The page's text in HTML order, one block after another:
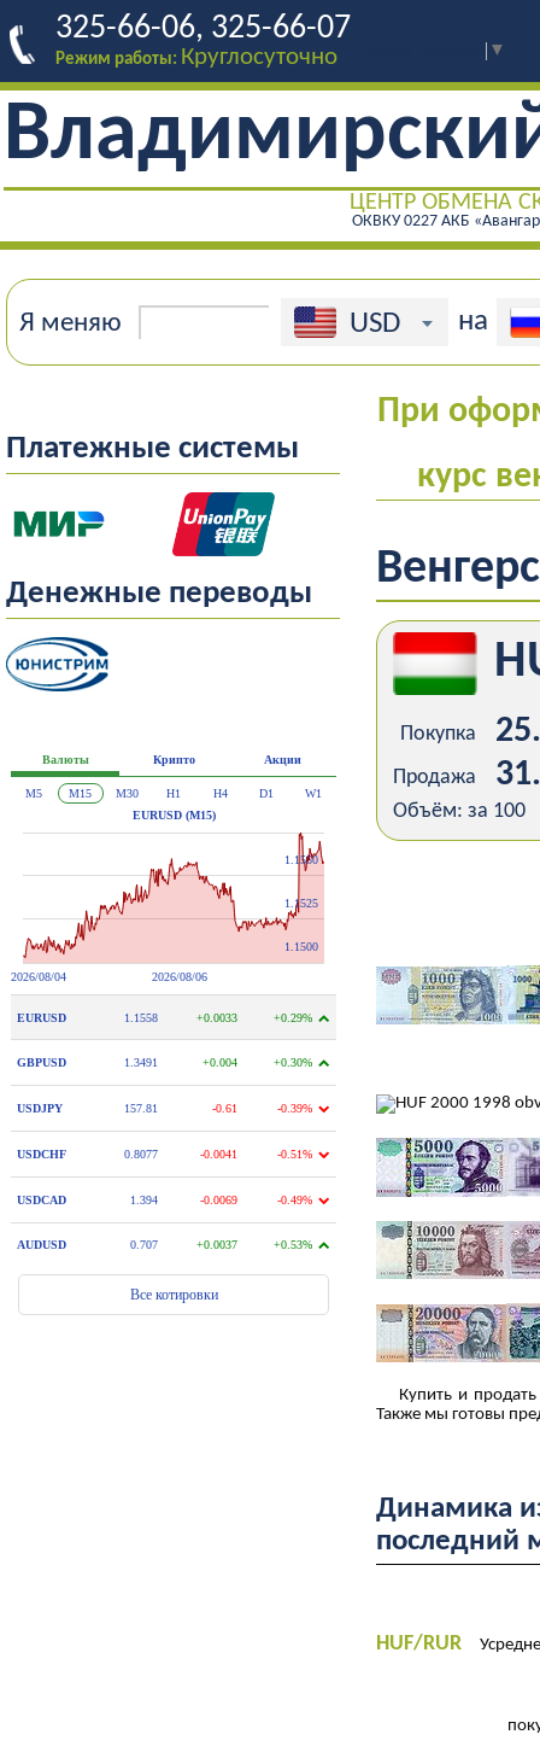
325-66-06, 325-66-07
Режим работы: Круглосуточно ▼
ЦЕНТР ОБМЕНА
ОКВКУ 0227 АКБ
Я меняю USD на
Платежные системы
Денежные переводы
При
курс
Покупка
Продажа
Объём: за 100
Купить и продать
Также мы готовы
Динамика
последний
HUF/RUR